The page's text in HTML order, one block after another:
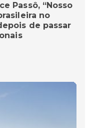
Passô, “Nosso
no
de passar